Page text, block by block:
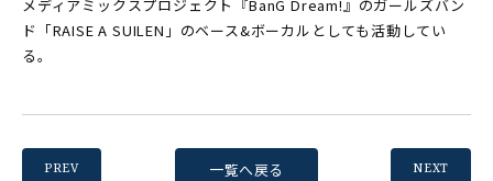
メディアミックスプロジェクト『BanG Dream!』のガールズバン
ド「RAISE A SUILEN」のベース&ボーカルとしても活動してい
る。
一覧へ戻る
PREV NEXT